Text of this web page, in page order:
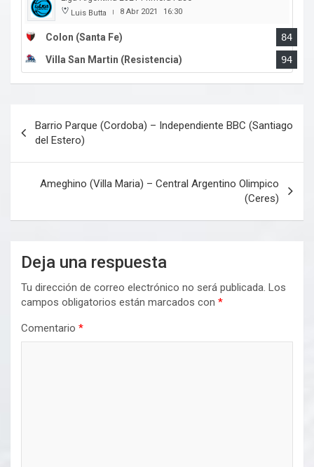
Luis Butta | 8 Abr 2021 16:30
Colon (Santa Fe)
84
Villa San Martin (Resistencia)
94
de
entradas
Barrio Parque (Cordoba) – Independiente BBC (Santiago
del Estero)
Ameghino (Villa Maria) – Central Argentino Olimpico
(Ceres)
Deja una respuesta
Tu dirección de correo electrónico no será publicada. Los
campos obligatorios están marcados con *
Comentario *